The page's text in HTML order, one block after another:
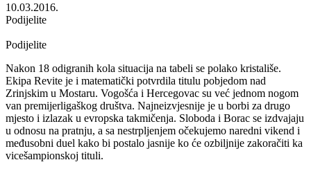
10.03.2016.
Podijelite
Podijelite
Nakon 18 odigranih kola situacija na tabeli se polako kristališe.
Ekipa Revite je i matematički potvrdila titulu pobjedom nad
Zrinjskim u Mostaru. Vogošća i Hercegovac su već jednom nogom
van premijerligaškog društva. Najneizvjesnije je u borbi za drugo
mjesto i izlazak u evropska takmičenja. Sloboda i Borac se izdvajaju
u odnosu na pratnju, a sa nestrpljenjem očekujemo naredni vikend i
međusobni duel kako bi postalo jasnije ko će ozbiljnije zakoračiti ka
vicešampionskoj tituli.